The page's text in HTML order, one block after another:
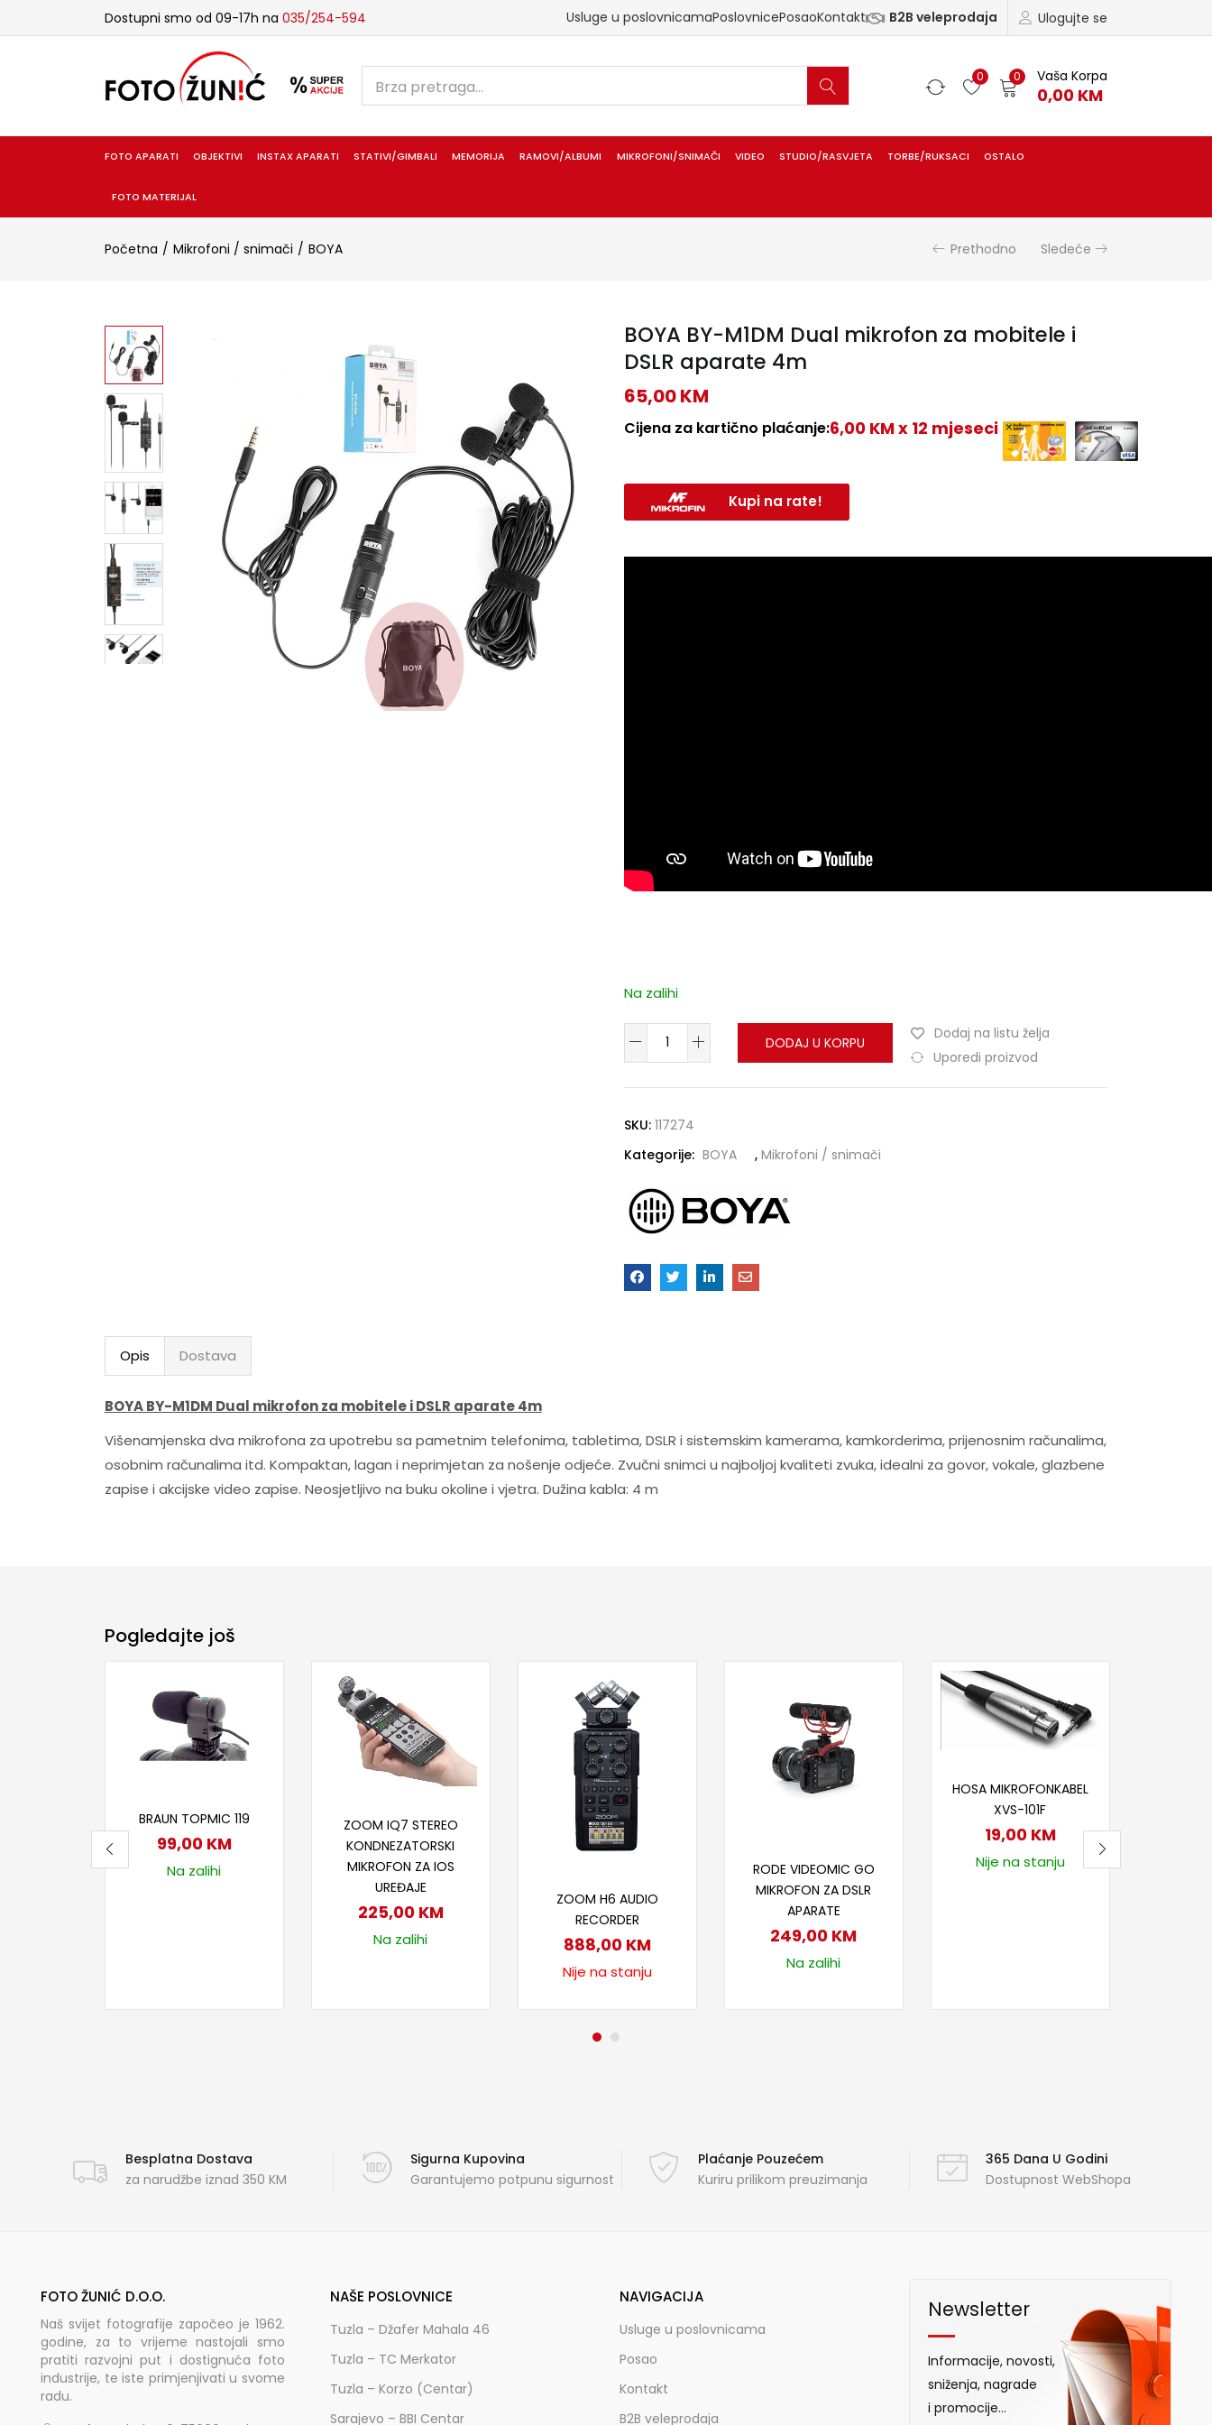
Dostupni smo od 09-17h na 035/254-594 Ulogujte se
Usluge u poslovnicamaPoslovnicePosaoKontakt B2B veleprodaja
0 0 Vaša Korpa
0,00 KM
FOTO APARATI OBJEKTIVI INSTAX APARATI STATIVI/GIMBALI MEMORIJA RAMOVI/ALBUMI MIKROFONI/SNIMAČI VIDEO STUDIO/RASVJETA TORBE/RUKSACI OSTALO
FOTO MATERIJAL
Početna Mikrofoni / snimači BOYA Prethodno Sledeće
BOYA BY-M1DM Dual mikrofon za mobitele i
DSLR aparate 4m
65,00KM
Cijena za kartično plaćanje:6,00 KM x 12 mjeseci
Kupi na rate!
Na zalihi
DODAJ U KORPU
Dodaj na listu želja
Uporedi proizvod
SKU: 117274
Kategorije: BOYA , Mikrofoni / snimači
Opis Dostava
BOYA BY-M1DM Dual mikrofon za mobitele i DSLR aparate 4m
Višenamjenska dva mikrofona za upotrebu sa pametnim telefonima, tabletima, DSLR i sistemskim kamerama, kamkorderima, prijenosnim računalima,
osobnim računalima itd. Kompaktan, lagan i neprimjetan za nošenje odjeće. Zvučni snimci u najboljoj kvaliteti zvuka, idealni za govor, vokale, glazbene
zapise i akcijske video zapise. Neosjetljivo na buku okoline i vjetra. Dužina kabla: 4 m
Pogledajte još
BRAUN TOPMIC 119
99,00 KM
Na zalihi
ZOOM IQ7 STEREO
KONDNEZATORSKI
MIKROFON ZA IOS
UREĐAJE
225,00 KM
Na zalihi
ZOOM H6 AUDIO
RECORDER
888,00 KM
Nije na stanju
RODE VIDEOMIC GO
MIKROFON ZA DSLR
APARATE
249,00 KM
Na zalihi
HOSA MIKROFONKABEL
XVS-101F
19,00 KM
Nije na stanju
Besplatna Dostava
za narudžbe iznad 350 KM
Sigurna Kupovina
Garantujemo potpunu sigurnost
Plaćanje Pouzećem
Kuriru prilikom preuzimanja
365 Dana U Godini
Dostupnost WebShopa
FOTO ŽUNIĆ D.O.O.
Naš svijet fotografije započeo je 1962.
godine, za to vrijeme nastojali smo
pratiti razvojni put i dostignuća foto
industrije, te iste primjenjivati u svome
radu.
NAŠE POSLOVNICE
Tuzla – Džafer Mahala 46
Tuzla – TC Merkator
Tuzla – Korzo (Centar)
Sarajevo – BBI Centar
NAVIGACIJA
Usluge u poslovnicama
Posao
Kontakt
B2B veleprodaja
Newsletter
Informacije, novosti,
sniženja, nagrade
i promocije...